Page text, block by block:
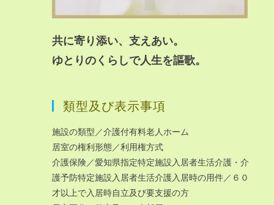
共に寄り添い、支えあい。
ゆとりのくらしで人生を謳歌。
類型及び表示事項
施設の類型／介護付有料老人ホーム
居室の権利形態／利用権方式
介護保険／愛知県指定特定施設入居者生活介護・介
護予防特定施設入居者生活介護入居時の用件／６０
才以上で入居時自立及び要支援の方